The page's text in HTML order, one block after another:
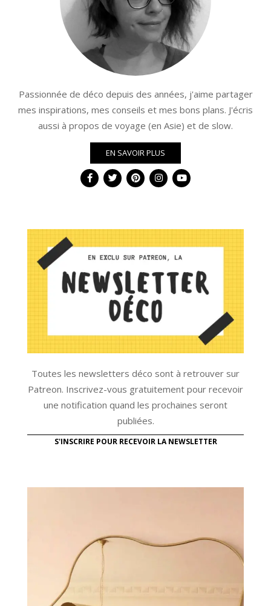
Passionnée de déco depuis des années, j'aime partager
mes inspirations, mes conseils et mes bons plans. J'écris
aussi à propos de voyage (en Asie) et de slow.
EN SAVOIR PLUS
Toutes les newsletters déco sont à retrouver sur
Patreon. Inscrivez-vous gratuitement pour recevoir
une notification quand les prochaines seront
publiées.
S'INSCRIRE POUR RECEVOIR LA NEWSLETTER